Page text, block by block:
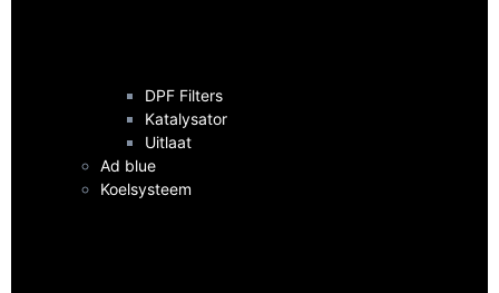
DPF Filters
Katalysator
Uitlaat
Ad blue
Koelsysteem